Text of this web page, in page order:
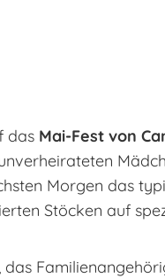
das Mai-Fest von
Morgen das
Stöcken auf